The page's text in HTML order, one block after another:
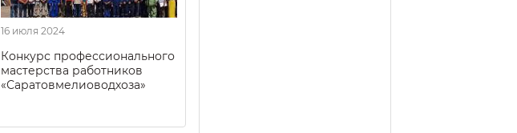
16 июля 2024
Конкурс профессионального
мастерства работников
«Саратовмелиоводхоза»